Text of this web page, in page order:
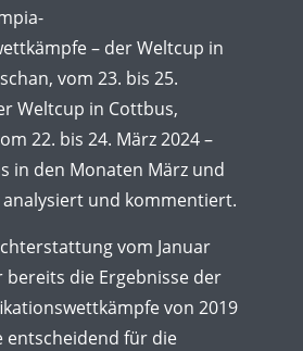
– der Weltcup in
vom 23. bis 25.
Weltcup in Cottbus,
22. bis 24. März 2024 –
in den Monaten März und
und kommentiert.
vom Januar
bereits die Ergebnisse der
von 2019
entscheidend für die